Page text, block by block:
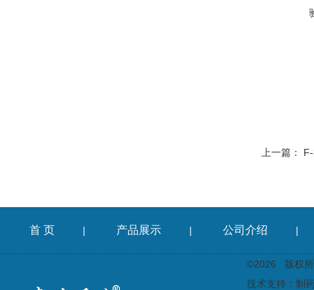
上一篇：
首 页 | 产品展示 | 公司介绍 |
©2026 版权所
技术支持： 制